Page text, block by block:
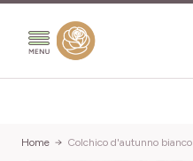
Home Colchico d'autunno bianco